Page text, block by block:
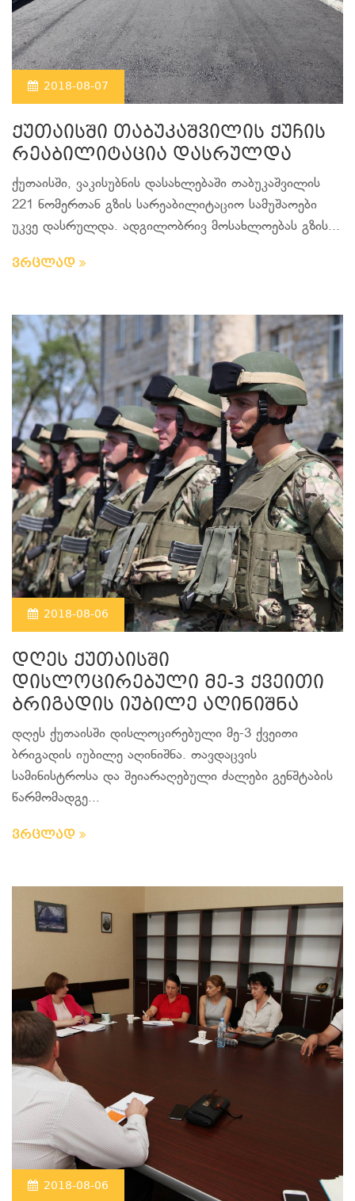
2018-08-07
ქუთაისში თაბუკაშვილის ქუჩის
რეაბილიტაცია დასრულდა
ქუთაისში, ვაკისუბნის დასახლებაში თაბუკაშვილის
221 ნომერთან გზის სარეაბილიტაციო სამუშაოები
უკვე დასრულდა. ადგილობრივ მოსახლოებას გზის...
ვრცლად
2018-08-06
დღეს ქუთაისში
დისლოცირებული მე-3 ქვეითი
ბრიგადის იუბილე აღინიშნა
დღეს ქუთაისში დისლოცირებული მე-3 ქვეითი
ბრიგადის იუბილე აღინიშნა. თავდაცვის
სამინისტროსა და შეიარაღებული ძალები გენშტაბის
წარმომადგე...
ვრცლად
2018-08-06